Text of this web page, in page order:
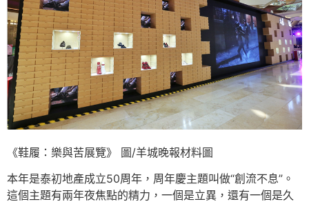
《鞋履：樂與苦展覽》 圖/羊城晚報材料圖
本年是泰初地產成立50周年，周年慶主題叫做“創流不息”。
這個主題有兩年夜焦點的精力，一個是立異，還有一個是久